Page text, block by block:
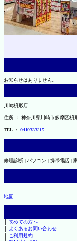
お知らせはありません。
川崎枡形店
住所 ： 神奈川県川崎市多摩区枡
TEL ： 0449333315
修理診断 | パソコン | 携帯電話 |
地図
├初めての方へ
├ よくあるお問い合わせ
├ご利用規約